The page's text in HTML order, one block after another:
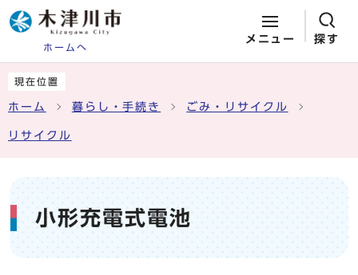
ホームへ
メニュー 探す
現在位置
ホーム 暮らし・手続き ごみ・リサイクル
リサイクル
小形充電式電池